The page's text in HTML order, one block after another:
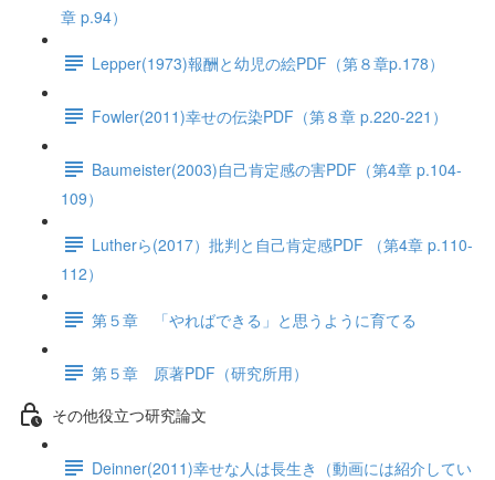
章 p.94）
Lepper(1973)報酬と幼児の絵PDF（第８章p.178）
Fowler(2011)幸せの伝染PDF（第８章 p.220-221）
Baumeister(2003)自己肯定感の害PDF（第4章 p.104-
109）
Lutherら(2017）批判と自己肯定感PDF （第4章 p.110-
112）
第５章 「やればできる」と思うように育てる
第５章 原著PDF（研究所用）
その他役立つ研究論文
Deinner(2011)幸せな人は長生き（動画には紹介してい